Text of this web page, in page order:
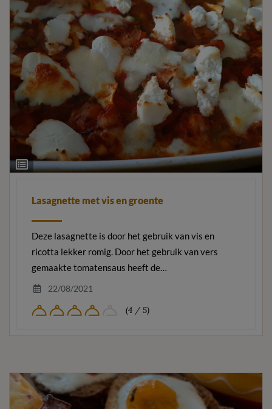
Ingrediëntenlijst
Lasagnette met vis en groente
Deze lasagnette is door het gebruik van vis en
ricotta lekker romig. Door het gebruik van vers
gemaakte tomatensaus heeft de…
22/08/2021
(4 / 5)